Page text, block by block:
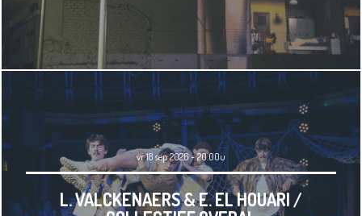
vr 18 sep 2026 - 20.00u
L. VALCKENAERS & E. EL HOUARI /